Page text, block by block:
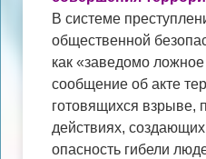
В системе
общественной
как «заведомо ложное
сообщение об акте
готовящихся взрыве,
действиях, создающих
опасность гибели